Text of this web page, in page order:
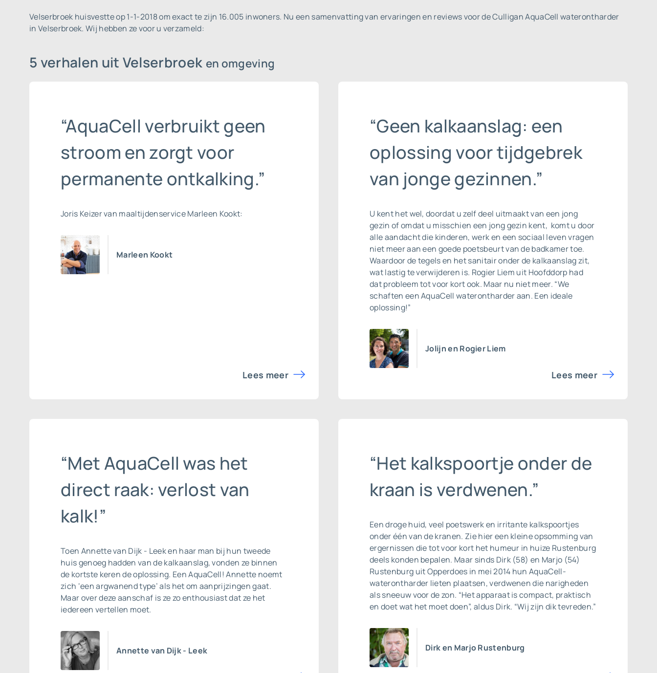
Velserbroek huisvestte op 1-1-2018 om exact te zijn 16.005 inwoners. Nu een samenvatting van ervaringen en reviews voor de Culligan AquaCell waterontharder
in Velserbroek. Wij hebben ze voor u verzameld:
5 verhalen uit Velserbroek en omgeving
“AquaCell verbruikt geen
stroom en zorgt voor
permanente ontkalking.”
Joris Keizer van maaltijdenservice Marleen Kookt:
Marleen Kookt
Lees meer
“Geen kalkaanslag: een
oplossing voor tijdgebrek
van jonge gezinnen.”
U kent het wel, doordat u zelf deel uitmaakt van een jong
gezin of omdat u misschien een jong gezin kent, komt u door
alle aandacht die kinderen, werk en een sociaal leven vragen
niet meer aan een goede poetsbeurt van de badkamer toe.
Waardoor de tegels en het sanitair onder de kalkaanslag zit,
wat lastig te verwijderen is. Rogier Liem uit Hoofddorp had
dat probleem tot voor kort ook. Maar nu niet meer. “We
schaften een AquaCell waterontharder aan. Een ideale
oplossing!”
Jolijn en Rogier Liem
Lees meer
“Met AquaCell was het
direct raak: verlost van
kalk!”
Toen Annette van Dijk - Leek en haar man bij hun tweede
huis genoeg hadden van de kalkaanslag, vonden ze binnen
de kortste keren de oplossing. Een AquaCell! Annette noemt
zich ‘een argwanend type’ als het om aanprijzingen gaat.
Maar over deze aanschaf is ze zo enthousiast dat ze het
iedereen vertellen moet.
Annette van Dijk - Leek
“Het kalkspoortje onder de
kraan is verdwenen.”
Een droge huid, veel poetswerk en irritante kalkspoortjes
onder één van de kranen. Zie hier een kleine opsomming van
ergernissen die tot voor kort het humeur in huize Rustenburg
deels konden bepalen. Maar sinds Dirk (58) en Marjo (54)
Rustenburg uit Opperdoes in mei 2014 hun AquaCell-
waterontharder lieten plaatsen, verdwenen die narigheden
als sneeuw voor de zon. “Het apparaat is compact, praktisch
en doet wat het moet doen”, aldus Dirk. “Wij zijn dik tevreden.”
Dirk en Marjo Rustenburg